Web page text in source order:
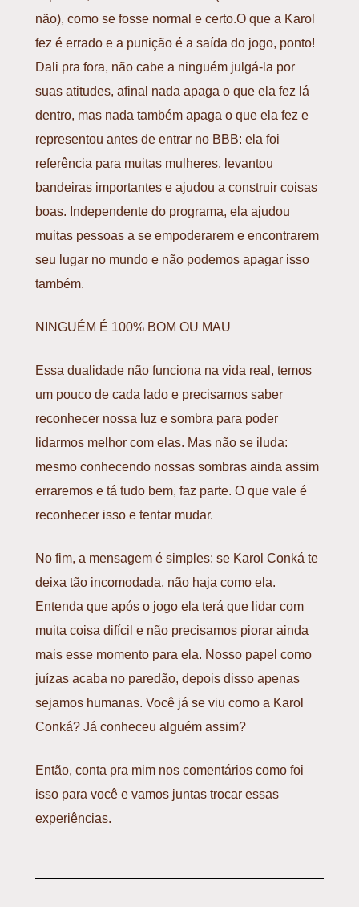
não), como se fosse normal e certo.O que a Karol
fez é errado e a punição é a saída do jogo, ponto!
Dali pra fora, não cabe a ninguém julgá-la por
suas atitudes, afinal nada apaga o que ela fez lá
dentro, mas nada também apaga o que ela fez e
representou antes de entrar no BBB: ela foi
referência para muitas mulheres, levantou
bandeiras importantes e ajudou a construir coisas
boas. Independente do programa, ela ajudou
muitas pessoas a se empoderarem e encontrarem
seu lugar no mundo e não podemos apagar isso
também.
NINGUÉM É 100% BOM OU MAU
Essa dualidade não funciona na vida real, temos
um pouco de cada lado e precisamos saber
reconhecer nossa luz e sombra para poder
lidarmos melhor com elas. Mas não se iluda:
mesmo conhecendo nossas sombras ainda assim
erraremos e tá tudo bem, faz parte. O que vale é
reconhecer isso e tentar mudar.
No fim, a mensagem é simples: se Karol Conká te
deixa tão incomodada, não haja como ela.
Entenda que após o jogo ela terá que lidar com
muita coisa difícil e não precisamos piorar ainda
mais esse momento para ela. Nosso papel como
juízas acaba no paredão, depois disso apenas
sejamos humanas. Você já se viu como a Karol
Conká? Já conheceu alguém assim?
Então, conta pra mim nos comentários como foi
isso para você e vamos juntas trocar essas
experiências.